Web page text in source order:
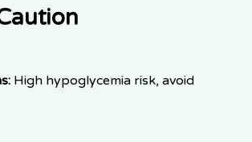
High hypoglycemia risk, avoid